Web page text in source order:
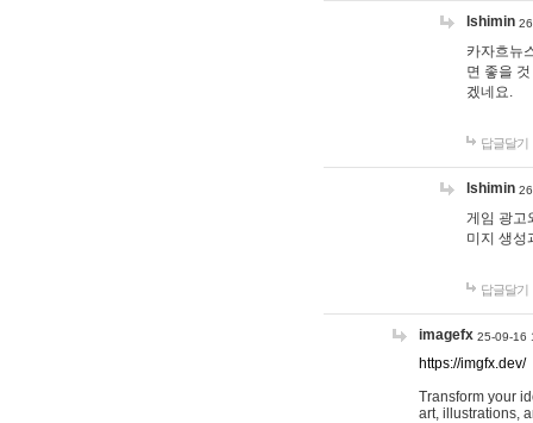
lshimin
카자흐뉴
면 좋을
겠네요.
답글달기
lshimin
게임 광고
미지 생성
답글달기
imagefx 25-09-16
https://imgfx.dev/
Transform your
art, illustrations,